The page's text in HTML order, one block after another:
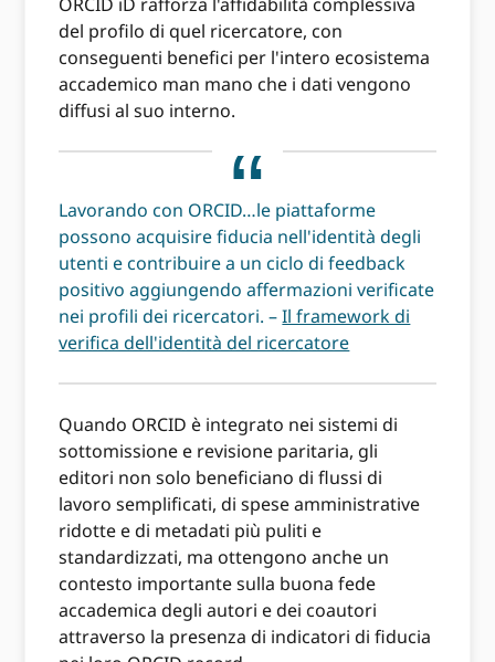
del profilo di quel ricercatore, con
conseguenti benefici per l'intero ecosistema
accademico man mano che i dati vengono
diffusi al suo interno.
Lavorando con ORCID…le piattaforme
possono acquisire fiducia nell'identità degli
utenti e contribuire a un ciclo di feedback
positivo aggiungendo affermazioni verificate
nei profili dei ricercatori. –Il framework di
verifica dell'identità del ricercatore
Quando ORCID è integrato nei sistemi di
sottomissione e revisione paritaria, gli
editori non solo beneficiano di flussi di
lavoro semplificati, di spese amministrative
ridotte e di metadati più puliti e
standardizzati, ma ottengono anche un
contesto importante sulla buona fede
accademica degli autori e dei coautori
attraverso la presenza di indicatori di fiducia